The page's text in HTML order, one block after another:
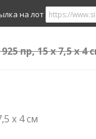
на лот
пр, 15 х 7,5 х 4
х 4 см